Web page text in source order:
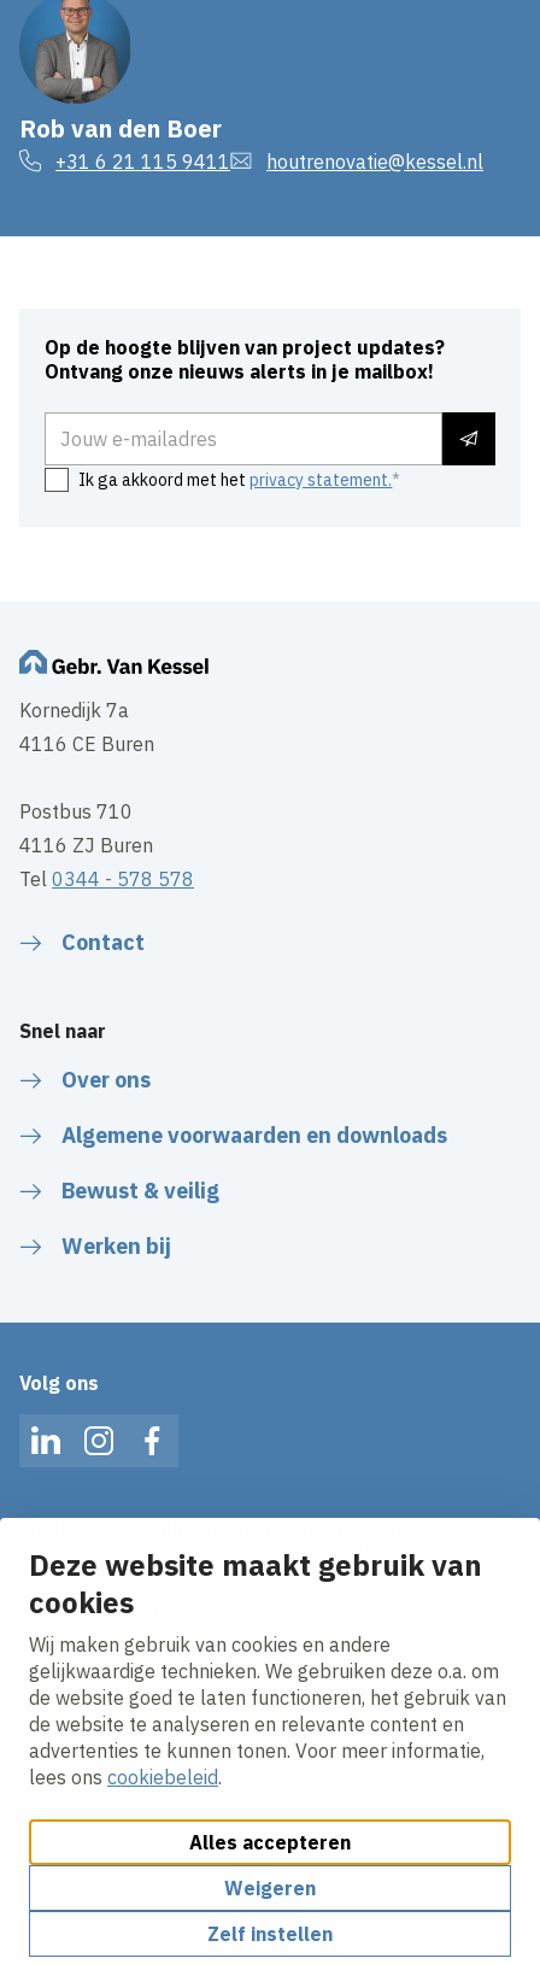
Deze website maakt gebruik van
cookies
Wij maken gebruik van cookies en andere
gelijkwaardige technieken. We gebruiken deze o.a. om
de website goed te laten functioneren, het gebruik van
de website te analyseren en relevante content en
advertenties te kunnen tonen. Voor meer informatie,
lees ons cookiebeleid.
Alles accepteren
Weigeren
Zelf instellen
Rob van den Boer
+31 6 21 115 9411 houtrenovatie@kessel.nl
Op de hoogte blijven van project updates?
Ontvang onze nieuws alerts in je mailbox!
Ik ga akkoord met hetprivacy statement.
Kornedijk 7a
4116 CE Buren
Postbus 710
4116 ZJ Buren
Tel0344 - 578 578
Contact
Snel naar
Over ons
Algemene voorwaarden en downloads
Bewust & veilig
Werken bij
Volg ons
LinkedInInstagramFacebook
Ontvang onze nieuws alerts in je mailbox!
E-mailadres
Ik ga akkoord met hetprivacy statement.
Cookies aanpassenCookie beleidPrivacy policy